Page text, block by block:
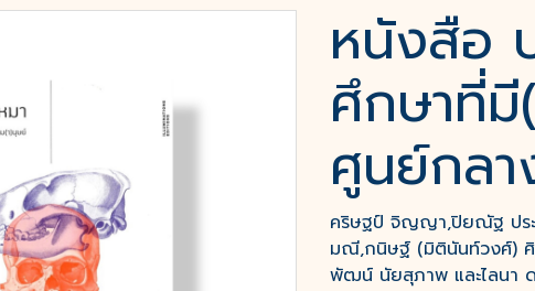
หนังสือ
ศึกษาที่มี
ศูนย์กลา
คริษฐป์ จิญญา,ปิยณัฐ ประถ
มณี,กนิษฐ์ (มิตินันท์วงศ์) ศิ
พัฒน์ นัยสุภาพ และไลนา